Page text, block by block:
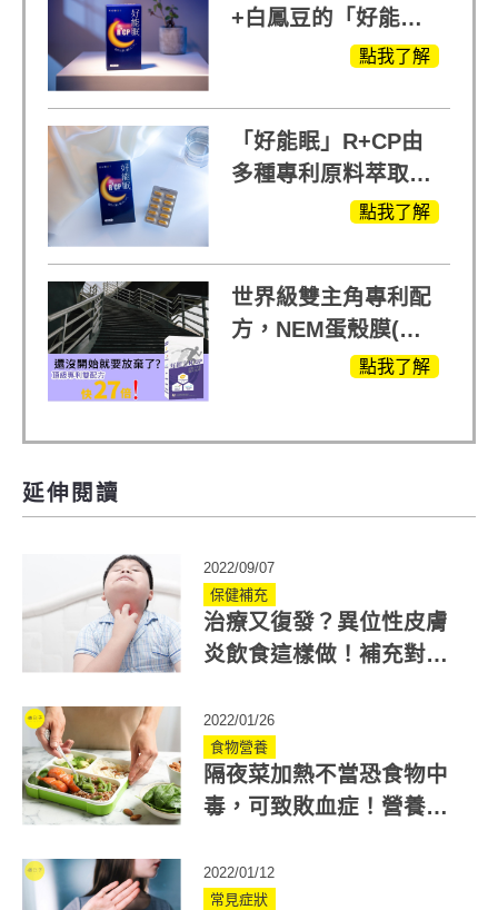
+白鳳豆的「好能
眠」，獨家專利配
點我了解
「好能眠」R+CP由
多種專利原料萃取、
白鳳豆、羅布麻、西
晰的關鍵!
點我了解
世界級雙主角專利配
方，NEM蛋殼膜(蛋
白聚醣)+UCll原裝進
點我了解
延伸閱讀
2022/09/07
保健補充
治療又復發？異位性皮膚
炎飲食這樣做！補充對的
2022/01/26
食物營養
隔夜菜加熱不當恐食物中
毒，可致敗血症！營養師
2022/01/12
常見症狀